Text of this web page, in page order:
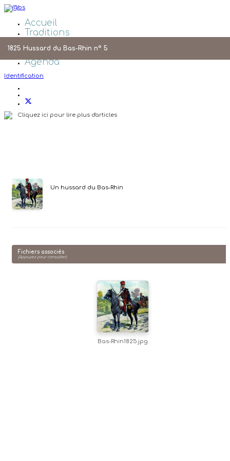
Accueil
Traditions
Liens
Agenda
Identification
Cliquez ici pour lire plus d'articles
1825 Hussard du Bas-Rhin n° 5
Un hussard du Bas-Rhin
Fichiers associés
(Appuyez pour consulter)
Bas-Rhin1825.jpg